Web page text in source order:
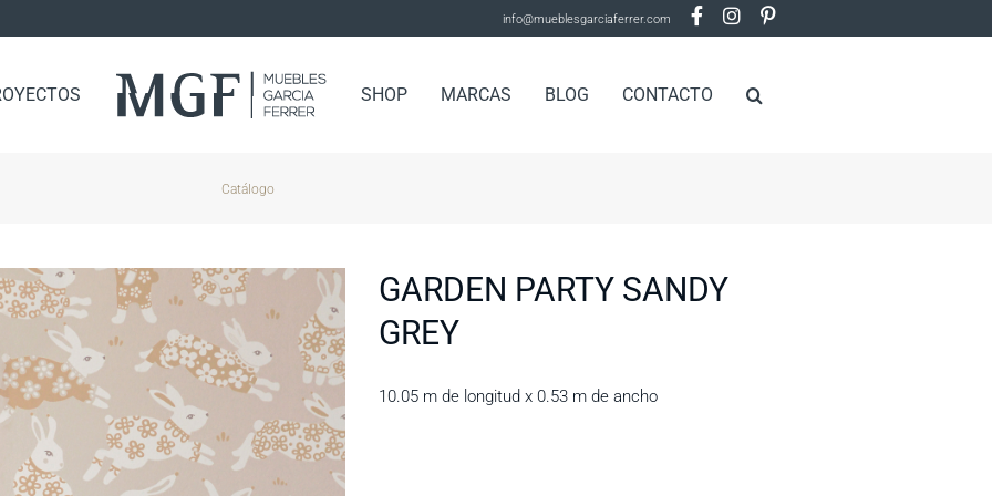
info@mueblesgarciaferrer.com
SHOP MARCAS BLOG CONTACTO
Catálogo
GARDEN PARTY SANDY
GREY
10.05 m de longitud x 0.53 m de ancho